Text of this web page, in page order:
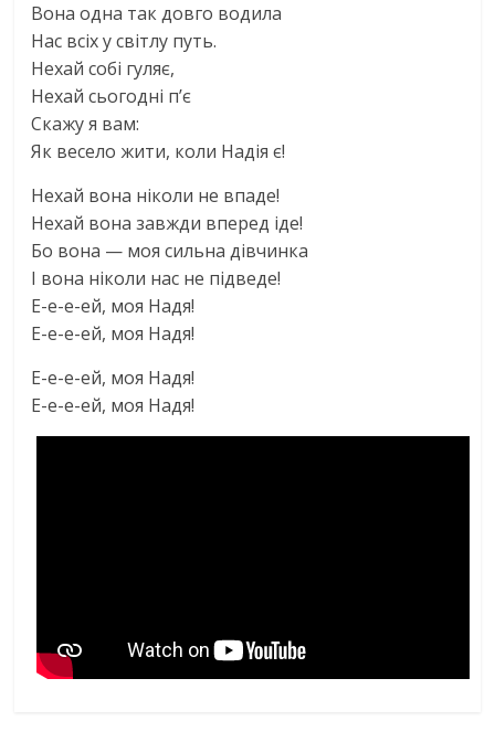
Вона одна так довго водила
Нас всіх у світлу путь.
Нехай собі гуляє,
Нехай сьогодні п’є
Скажу я вам:
Як весело жити, коли Надія є!
Нехай вона ніколи не впаде!
Нехай вона завжди вперед іде!
Бо вона — моя сильна дівчинка
І вона ніколи нас не підведе!
Е-е-е-ей, моя Надя!
Е-е-е-ей, моя Надя!
Е-е-е-ей, моя Надя!
Е-е-е-ей, моя Надя!